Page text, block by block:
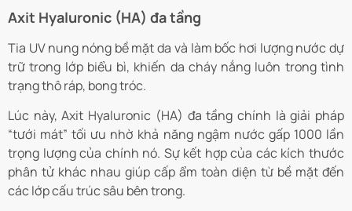
Axit Hyaluronic (HA) đa tầng
Tia UV nung nóng bề mặt da và làm bốc hơi lượng nước dự
trữ trong lớp biểu bì, khiến da cháy nắng luôn trong tình
trạng thô ráp, bong tróc.
Lúc này, Axit Hyaluronic (HA) đa tầng chính là giải pháp
“tưới mát” tối ưu nhờ khả năng ngậm nước gấp 1000 lần
trọng lượng của chính nó. Sự kết hợp của các kích thước
phân tử khác nhau giúp cấp ẩm toàn diện từ bề mặt đến
các lớp cấu trúc sâu bên trong.